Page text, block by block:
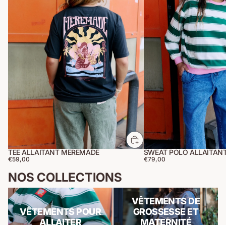
TEE ALLAITANT MEREMADE
€59,00 €79,00
NOS COLLECTIONS
Vêtements pour allaiter
VÊTEMENTS POUR
ALLAITER
Vêtements de grossesse et
maternitéVÊTEMENTS DE
GROSSESSE ET
MATERNITÉ